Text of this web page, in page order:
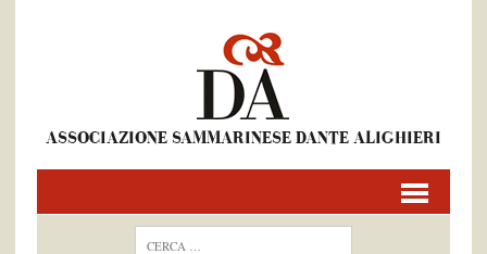
ASSOCIAZIONE SAMMARINESE DANTE ALIGHIERI